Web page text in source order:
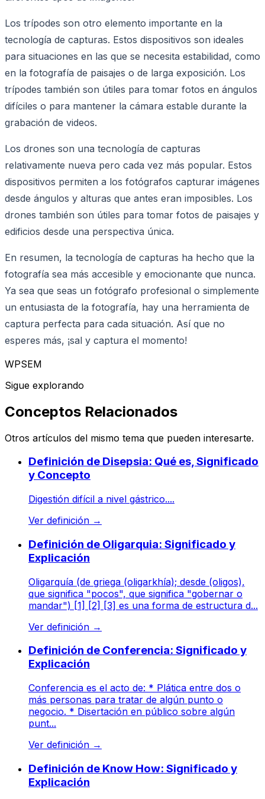
Los trípodes son otro elemento importante en la
tecnología de capturas. Estos dispositivos son ideales
para situaciones en las que se necesita estabilidad, como
en la fotografía de paisajes o de larga exposición. Los
trípodes también son útiles para tomar fotos en ángulos
difíciles o para mantener la cámara estable durante la
grabación de videos.
Los drones son una tecnología de capturas
relativamente nueva pero cada vez más popular. Estos
dispositivos permiten a los fotógrafos capturar imágenes
desde ángulos y alturas que antes eran imposibles. Los
drones también son útiles para tomar fotos de paisajes y
edificios desde una perspectiva única.
En resumen, la tecnología de capturas ha hecho que la
fotografía sea más accesible y emocionante que nunca.
Ya sea que seas un fotógrafo profesional o simplemente
un entusiasta de la fotografía, hay una herramienta de
captura perfecta para cada situación. Así que no
esperes más, ¡sal y captura el momento!
WPSEM
Sigue explorando
Conceptos Relacionados
Otros artículos del mismo tema que pueden interesarte.
Definición de Disepsia: Qué es, Significado
y Concepto
Digestión difícil a nivel gástrico....
Ver definición →
Definición de Oligarquia: Significado y
Explicación
Oligarquía (de griega (oligarkhía); desde (oligos),
que significa "pocos", que significa "gobernar o
mandar") [1] [2] [3] es una forma de estructura d...
Ver definición →
Definición de Conferencia: Significado y
Explicación
Conferencia es el acto de: * Plática entre dos o
más personas para tratar de algún punto o
negocio. * Disertación en público sobre algún
punt...
Ver definición →
Definición de Know How: Significado y
Explicación